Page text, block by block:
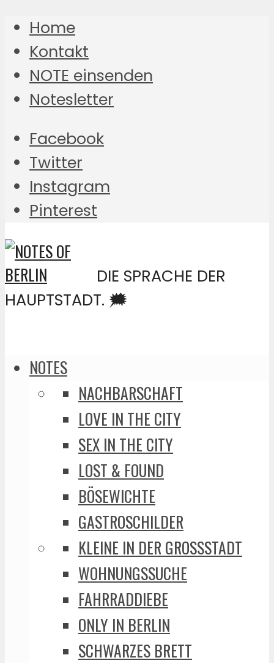
Home
Kontakt
NOTE einsenden
Notesletter
Facebook
Twitter
Instagram
Pinterest
DIE SPRACHE DER
HAUPTSTADT. 🗯️
NOTES
NACHBARSCHAFT
LOVE IN THE CITY
SEX IN THE CITY
LOST & FOUND
BÖSEWICHTE
GASTROSCHILDER
KLEINE IN DER GROSSSTADT
WOHNUNGSSUCHE
FAHRRADDIEBE
ONLY IN BERLIN
SCHWARZES BRETT